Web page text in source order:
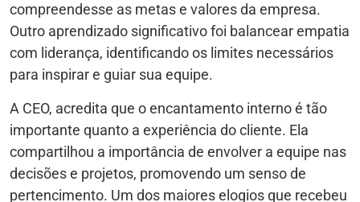
compreendesse as metas e valores da empresa.
Outro aprendizado significativo foi balancear empatia
com liderança, identificando os limites necessários
para inspirar e guiar sua equipe.
A CEO, acredita que o encantamento interno é tão
importante quanto a experiência do cliente. Ela
compartilhou a importância de envolver a equipe nas
decisões e projetos, promovendo um senso de
pertencimento. Um dos maiores elogios que recebeu